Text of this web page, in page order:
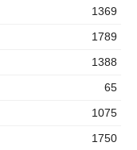
1369
1789
1388
65
1075
1750